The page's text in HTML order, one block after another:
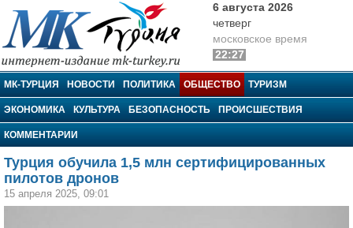
МК-Турция
6 августа 2026
четверг
московское время
22:27
МК-ТУРЦИЯ НОВОСТИ ПОЛИТИКА ОБЩЕСТВО ТУРИЗМ
ЭКОНОМИКА КУЛЬТУРА БЕЗОПАСНОСТЬ ПРОИСШЕСТВИЯ
КОММЕНТАРИИ
Турция обучила 1,5 млн сертифицированных
пилотов дронов
15 апреля 2025, 09:01